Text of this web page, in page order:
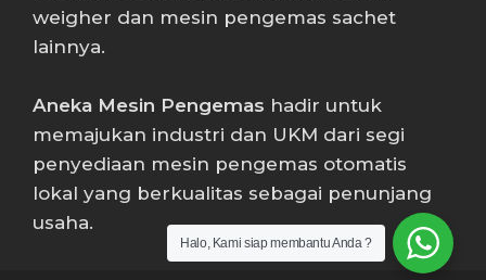
weigher dan mesin pengemas sachet
lainnya.
Aneka Mesin Pengemas hadir untuk
memajukan industri dan UKM dari segi
penyediaan mesin pengemas otomatis
lokal yang berkualitas sebagai penunjang
usaha.
Halo, Kami siap membantu Anda ?